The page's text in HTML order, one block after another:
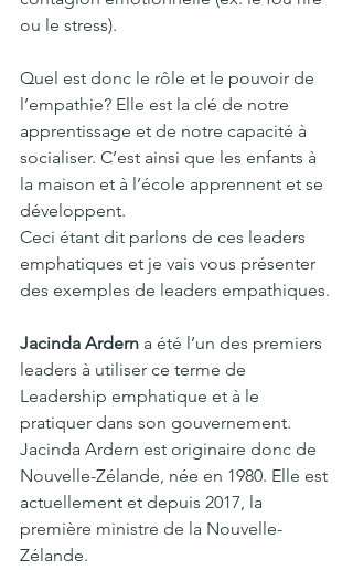
ou le stress).
Quel est donc le rôle et le pouvoir de
l’empathie? Elle est la clé de notre
apprentissage et de notre capacité à
socialiser. C’est ainsi que les enfants à
la maison et à l’école apprennent et se
développent.
Ceci étant dit parlons de ces leaders
emphatiques et je vais vous présenter
des exemples de leaders empathiques.
Jacinda Ardern a été l’un des premiers
leaders à utiliser ce terme de
Leadership emphatique et à le
pratiquer dans son gouvernement.
Jacinda Ardern est originaire donc de
Nouvelle-Zélande, née en 1980. Elle est
actuellement et depuis 2017, la
première ministre de la Nouvelle-
Zélande.